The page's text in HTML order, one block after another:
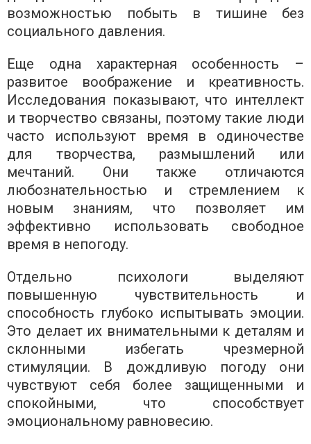
возможностью побыть в тишине без
социального давления.
Еще одна характерная особенность –
развитое воображение и креативность.
Исследования показывают, что интеллект
и творчество связаны, поэтому такие люди
часто используют время в одиночестве
для творчества, размышлений или
мечтаний. Они также отличаются
любознательностью и стремлением к
новым знаниям, что позволяет им
эффективно использовать свободное
время в непогоду.
Отдельно психологи выделяют
повышенную чувствительность и
способность глубоко испытывать эмоции.
Это делает их внимательными к деталям и
склонными избегать чрезмерной
стимуляции. В дождливую погоду они
чувствуют себя более защищенными и
спокойными, что способствует
эмоциональному равновесию.